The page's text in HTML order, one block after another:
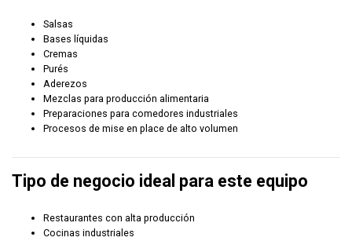
Salsas
Bases líquidas
Cremas
Purés
Aderezos
Mezclas para producción alimentaria
Preparaciones para comedores industriales
Procesos de mise en place de alto volumen
Tipo de negocio ideal para este equipo
Restaurantes con alta producción
Cocinas industriales